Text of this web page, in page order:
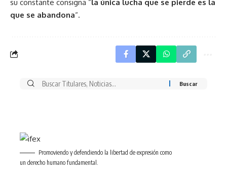
su constante consigna “la única lucha que se pierde es la
que se abandona“.
Buscar
Promoviendo y defendiendo la libertad de expresión como
un derecho humano fundamental.